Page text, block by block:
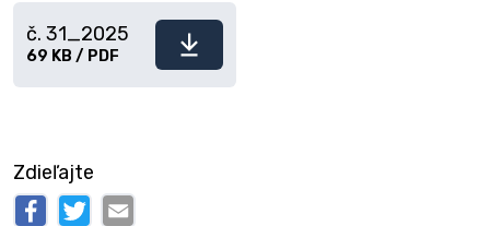
Stiahnuť
č. 31_2025
69 KB / PDF
Zdieľajte